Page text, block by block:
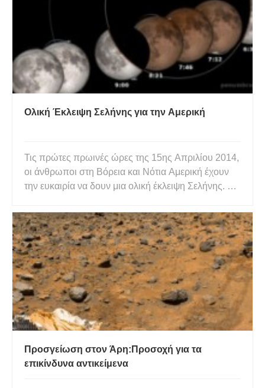
Ολική Έκλειψη Σελήνης για την Αμερική
Τις πρώτες πρωινές ώρες της 15ης Απριλίου 2014,
οι άνθρωποι στη Βόρεια και Νότια Αμερική έχουν
την ευκαιρία να δουν μια ολική έκλειψη Σελήνης. Αν
παρακολουθήσετε, αυτή η έκλειψη θα είναι επίσης
μια «Ματωμένη Σελήνη». Συνολικά, η Σελήνη θα
πάρει μια κόκκινη
Προσγείωση στον Άρη:Προσοχή για τα
επικίνδυνα αντικείμενα